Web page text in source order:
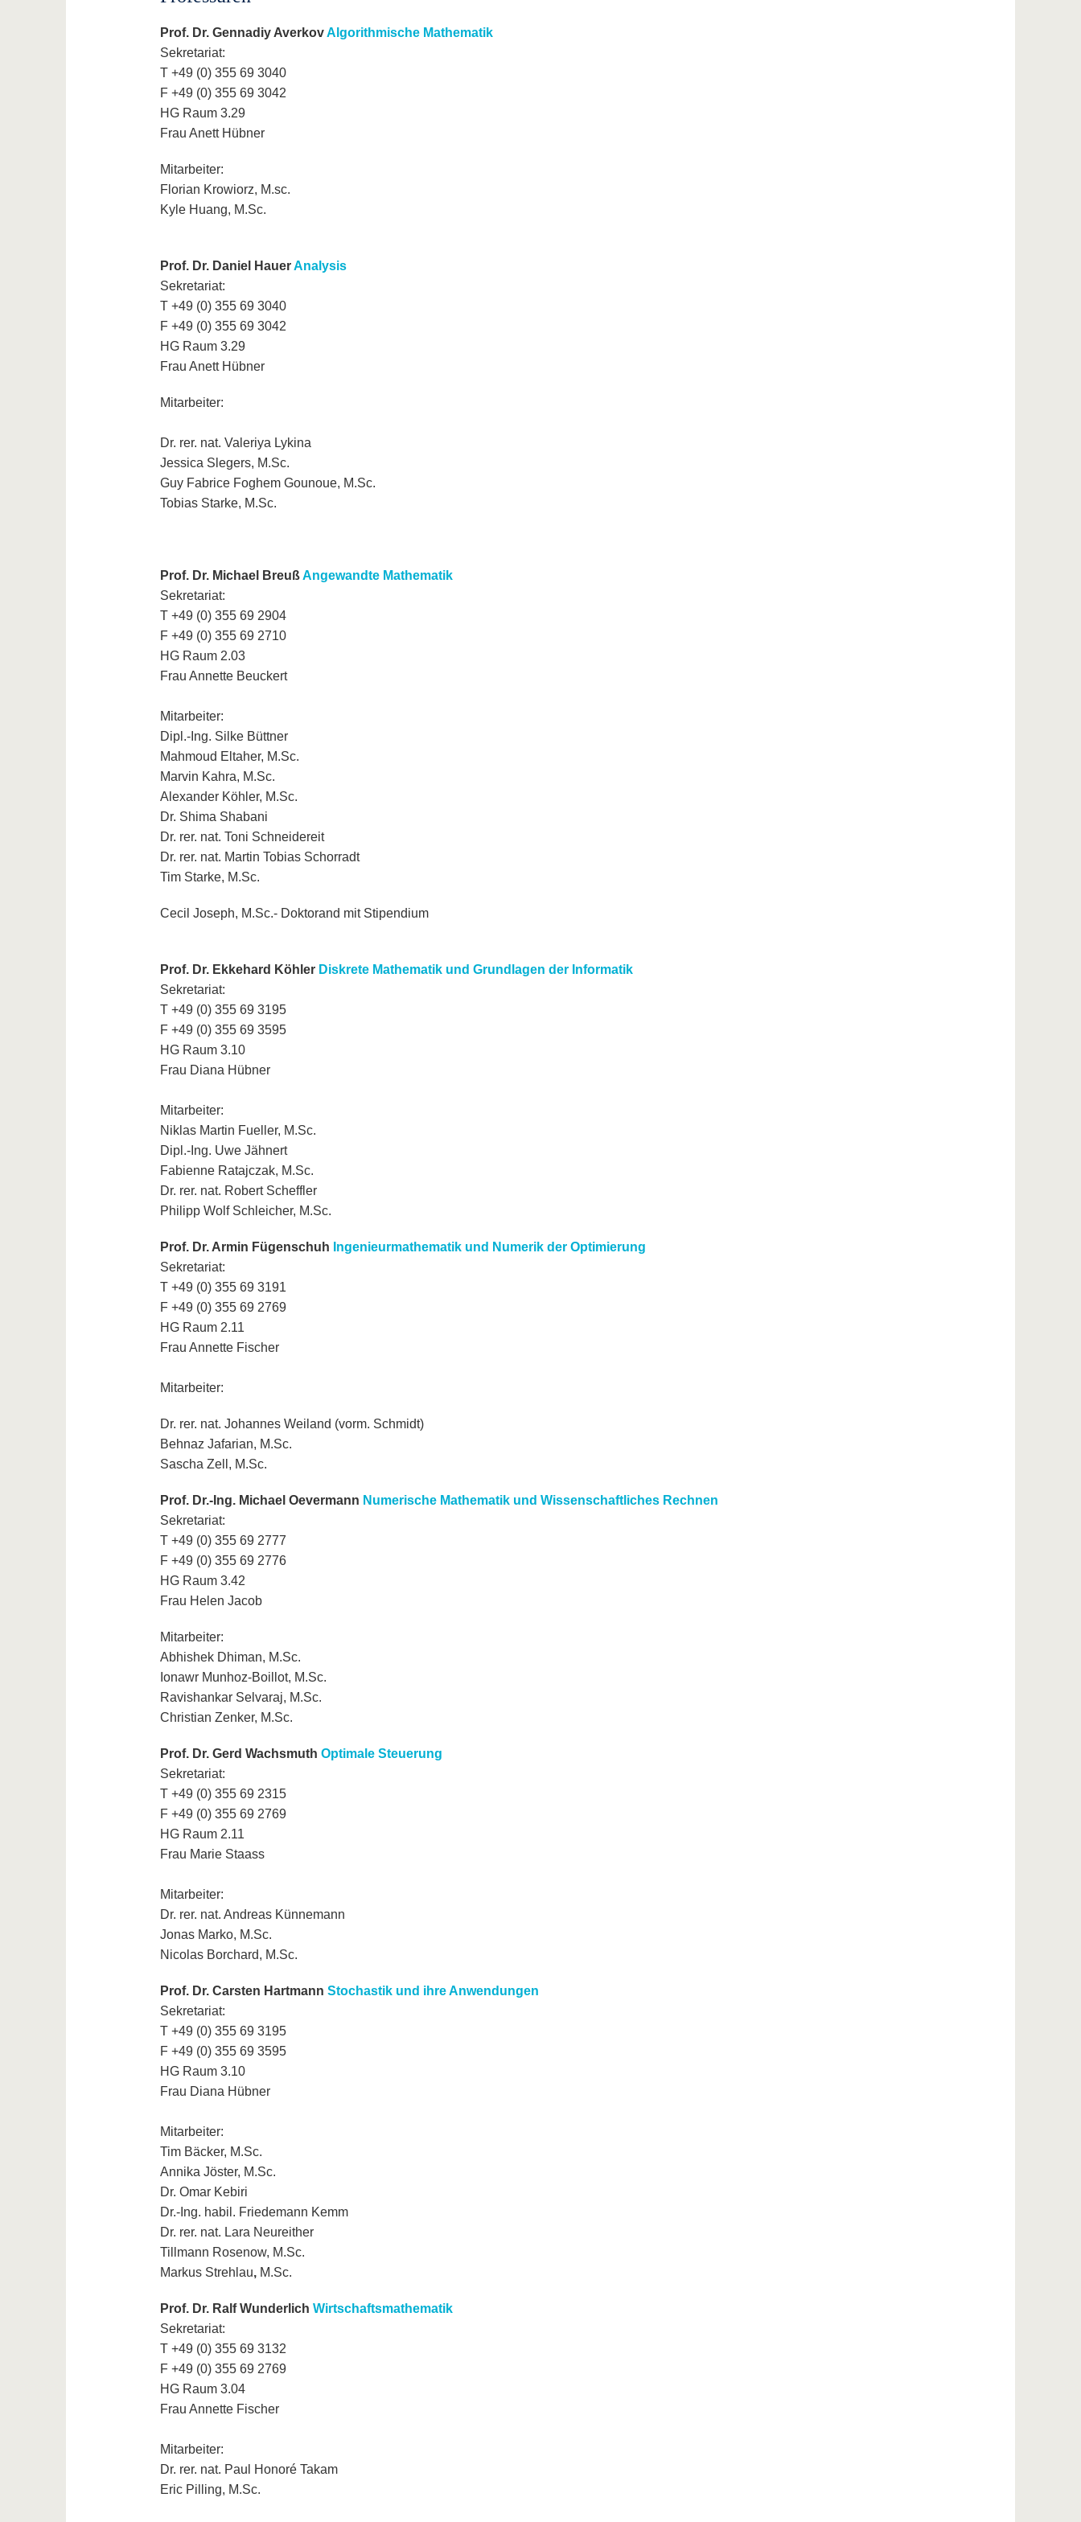
Prof. Dr. Gennadiy AverkovAlgorithmische Mathematik
Sekretariat:
T +49 (0) 355 69 3040
F +49 (0) 355 69 3042
HG Raum 3.29
Frau Anett Hübner
Mitarbeiter:
Florian Krowiorz, M.sc.
Kyle Huang, M.Sc.
Prof. Dr. Daniel HauerAnalysis
Sekretariat:
T +49 (0) 355 69 3040
F +49 (0) 355 69 3042
HG Raum 3.29
Frau Anett Hübner
Mitarbeiter:
Dr. rer. nat. Valeriya Lykina
Jessica Slegers, M.Sc.
Guy Fabrice Foghem Gounoue, M.Sc.
Tobias Starke, M.Sc.
Prof. Dr. Michael BreußAngewandte Mathematik
Sekretariat:
T +49 (0) 355 69 2904
F +49 (0) 355 69 2710
HG Raum 2.03
Frau Annette Beuckert
Mitarbeiter:
Dipl.-Ing. Silke Büttner
Mahmoud Eltaher, M.Sc.
Marvin Kahra, M.Sc.
Alexander Köhler, M.Sc.
Dr. Shima Shabani
Dr. rer. nat. Toni Schneidereit
Dr. rer. nat. Martin Tobias Schorradt
Tim Starke, M.Sc.
Cecil Joseph, M.Sc.- Doktorand mit Stipendium
Prof. Dr. Ekkehard Köhler Diskrete Mathematik und Grundlagen der Informatik
Sekretariat:
T +49 (0) 355 69 3195
F +49 (0) 355 69 3595
HG Raum 3.10
Frau Diana Hübner
Mitarbeiter:
Niklas Martin Fueller, M.Sc.
Dipl.-Ing. Uwe Jähnert
Fabienne Ratajczak, M.Sc.
Dr. rer. nat. Robert Scheffler
Philipp Wolf Schleicher, M.Sc.
Prof. Dr. Armin Fügenschuh Ingenieurmathematik und Numerik der Optimierung
Sekretariat:
T +49 (0) 355 69 3191
F +49 (0) 355 69 2769
HG Raum 2.11
Frau Annette Fischer
Mitarbeiter:
Dr. rer. nat. Johannes Weiland (vorm. Schmidt)
Behnaz Jafarian, M.Sc.
Sascha Zell, M.Sc.
Prof. Dr.-Ing. Michael Oevermann Numerische Mathematik und Wissenschaftliches Rechnen
Sekretariat:
T +49 (0) 355 69 2777
F +49 (0) 355 69 2776
HG Raum 3.42
Frau Helen Jacob
Mitarbeiter:
Abhishek Dhiman, M.Sc.
Ionawr Munhoz-Boillot, M.Sc.
Ravishankar Selvaraj, M.Sc.
Christian Zenker, M.Sc.
Prof. Dr. Gerd Wachsmuth Optimale Steuerung
Sekretariat:
T +49 (0) 355 69 2315
F +49 (0) 355 69 2769
HG Raum 2.11
Frau Marie Staass
Mitarbeiter:
Dr. rer. nat. Andreas Künnemann
Jonas Marko, M.Sc.
Nicolas Borchard, M.Sc.
Prof. Dr. Carsten Hartmann Stochastik und ihre Anwendungen
Sekretariat:
T +49 (0) 355 69 3195
F +49 (0) 355 69 3595
HG Raum 3.10
Frau Diana Hübner
Mitarbeiter:
Tim Bäcker, M.Sc.
Annika Jöster, M.Sc.
Dr. Omar Kebiri
Dr.-Ing. habil. Friedemann Kemm
Dr. rer. nat. Lara Neureither
Tillmann Rosenow, M.Sc.
Markus Strehlau, M.Sc.
Prof. Dr. Ralf Wunderlich Wirtschaftsmathematik
Sekretariat:
T +49 (0) 355 69 3132
F +49 (0) 355 69 2769
HG Raum 3.04
Frau Annette Fischer
Mitarbeiter:
Dr. rer. nat. Paul Honoré Takam
Eric Pilling, M.Sc.